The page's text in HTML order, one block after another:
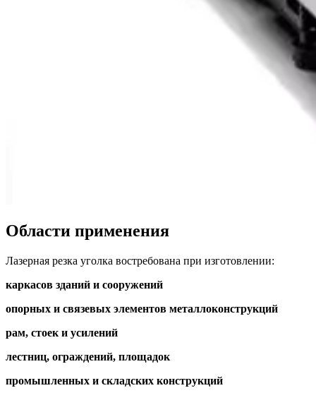
Области применения
Лазерная резка уголка востребована при изготовлении:
каркасов зданий и сооружений
опорных и связевых элементов металлоконструкций
рам, стоек и усилений
лестниц, ограждений, площадок
промышленных и складских конструкций